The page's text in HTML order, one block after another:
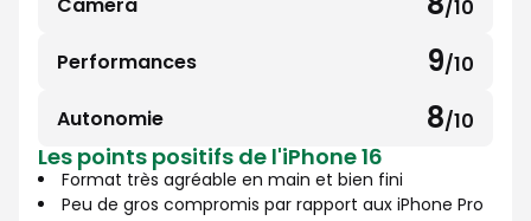
/10
8
sur
Performances 9/10
9
sur
Autonomie 8/10
8
sur
10
Les points positifs de l'iPhone 16
Format très agréable en main et bien fini
Peu de gros compromis par rapport aux iPhone Pro